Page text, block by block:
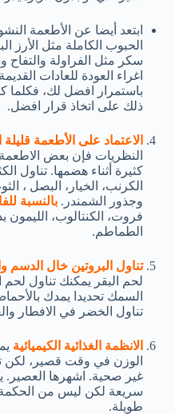
ابتعد أيضا عن الأطعمة
الحبوب الكاملة مثل الأرز
سكر مثل الفراولة والتفاح
اغراء العودة للعادات
باستمرار افضل لك،
ذلك على اتخاذ قرار افضل.
الاعتماد على الأطعمة
النظريات فإن بعض
كثيرة أثناء هضمها. تناول
الكرنب، الخيار، البصل ،
وجذور الشمندر. بالنسبة
فروت، الكنتالوب، الليمون
الطماطم.
تناول البروتين خال الدسم
لحم البقر يمكنك تناول لحم
السمك تحديدا يمدك
تناول الخضر في الافطار
الانظمة الغذائية الكيميائية
الوزن في وقت قصير، لكن
غير صحية. اشهرها العصير.
سريعة لكن ليس من الحكمة
طويلة.